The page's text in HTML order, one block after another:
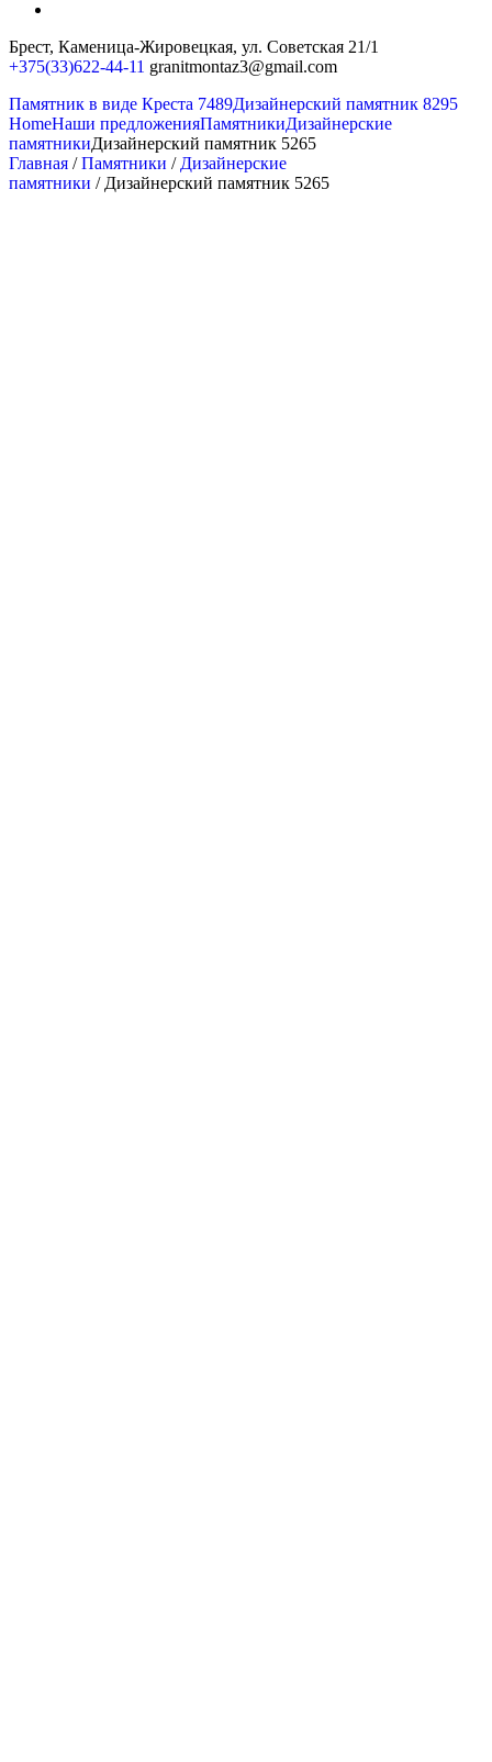
Брест, Каменица-Жировецкая, ул. Советская 21/1
+375(33)622-44-11 granitmontaz3@gmail.com
Памятник в виде Креста 7489Дизайнерский памятник 8295
HomeНаши предложенияПамятникиДизайнерские
памятникиДизайнерский памятник 5265
Главная /Памятники / Дизайнерские
памятники / Дизайнерский памятник 5265